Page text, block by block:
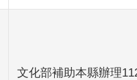
文化部補助本縣辦理